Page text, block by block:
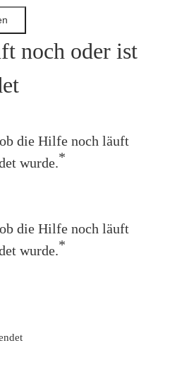
noch oder ist
die Hilfe noch läuft
wurde.*
die Hilfe noch läuft
wurde.*